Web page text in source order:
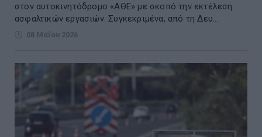
στον αυτοκινητόδρομο «ΑΘΕ» με σκοπό την εκτέλεση
ασφαλτικών εργασιών. Συγκεκριμένα, από τη Δευ...
08 Μαΐου 2026